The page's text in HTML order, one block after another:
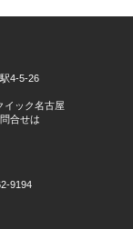
4-5-26
イック名古屋
合せは
9194